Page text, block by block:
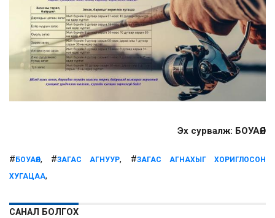
Эх сурвалж: БОУАӨЯ
#БОУАӨЯ, #ЗАГАС АГНУУР, #ЗАГАС АГНАХЫГ ХОРИГЛОСОН
ХУГАЦАА,
САНАЛ БОЛГОХ